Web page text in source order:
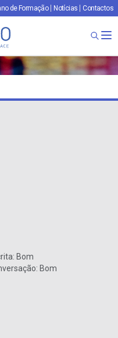
de Formação Notícias Contactos
Bom
Bom